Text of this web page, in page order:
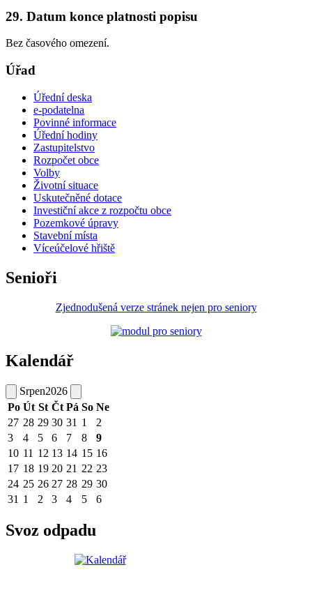
29. Datum konce platnosti popisu
Bez časového omezení.
Úřad
Úřední deska
e-podatelna
Povinné informace
Úřední hodiny
Zastupitelstvo
Rozpočet obce
Volby
Životní situace
Uskutečněné dotace
Investiční akce z rozpočtu obce
Pozemkové úpravy
Stavební místa
Víceúčelové hřiště
Senioři
Zjednodušená verze stránek nejen pro seniory
Kalendář
Srpen2026
Po Út St Čt Pá So Ne
27 28 29 30 31 1
2
3
4 5 6 7 8
9
10 11 12 13 14 15 16
17 18 19 20 21 22 23
24 25 26 27 28 29 30
31 1 2 3 4 5 6
Svoz odpadu